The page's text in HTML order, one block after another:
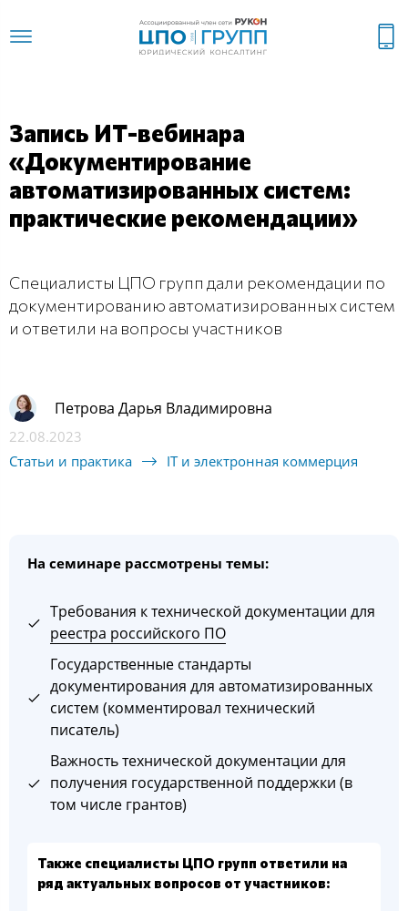
Запись ИТ-вебинара
«Документирование
автоматизированных систем:
практические рекомендации»
Специалисты ЦПО групп дали рекомендации по
документированию автоматизированных систем
и ответили на вопросы участников
Петрова Дарья Владимировна
22.08.2023
Статьи и практика
IT и электронная коммерция
На семинаре рассмотрены темы:
Требования к технической документации для
реестра российского ПО
Государственные стандарты
документирования для автоматизированных
систем (комментировал технический
писатель)
Важность технической документации для
получения государственной поддержки (в
том числе грантов)
Также специалисты ЦПО групп ответили на
ряд актуальных вопросов от участников: